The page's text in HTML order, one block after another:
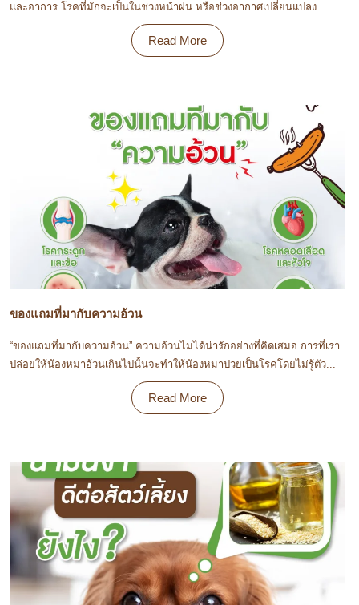
และอาการ โรคที่มักจะเป็นในช่วงหน้าฝน หรือช่วงอากาศเปลี่ยนแปลง...
Read More
ของแถมที่มากับความอ้วน
“ของแถมที่มากับความอ้วน” ความอ้วนไม่ได้น่ารักอย่างที่คิดเสมอ การที่เรา
ปล่อยให้น้องหมาอ้วนเกินไปนั้นจะทำให้น้องหมาป่วยเป็นโรคโดยไม่รู้ตัว...
Read More